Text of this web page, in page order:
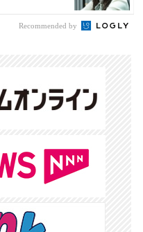
Recommended by